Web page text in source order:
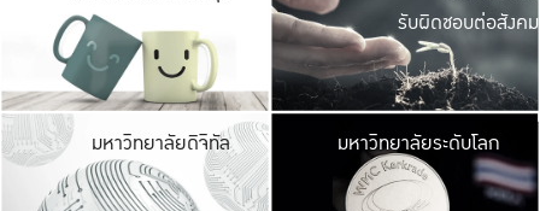
เปิดประ
และพบเรื่องราวใ
รับผิดชอบต่อสังคม
มหาวิทยาลัยดิจิทัล มหาวิ
เปลี่ยนแปลง แล
มหาวิทยาลัยระดับโลก